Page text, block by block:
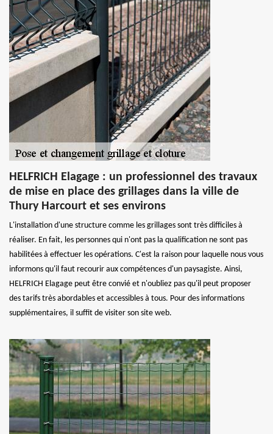
HELFRICH Elagage : un professionnel des travaux
de mise en place des grillages dans la ville de
Thury Harcourt et ses environs
L'installation d'une structure comme les grillages sont très difficiles à
réaliser. En fait, les personnes qui n'ont pas la qualification ne sont pas
habilitées à effectuer les opérations. C'est la raison pour laquelle nous vous
informons qu'il faut recourir aux compétences d'un paysagiste. Ainsi,
HELFRICH Elagage peut être convié et n'oubliez pas qu'il peut proposer
des tarifs très abordables et accessibles à tous. Pour des informations
supplémentaires, il suffit de visiter son site web.